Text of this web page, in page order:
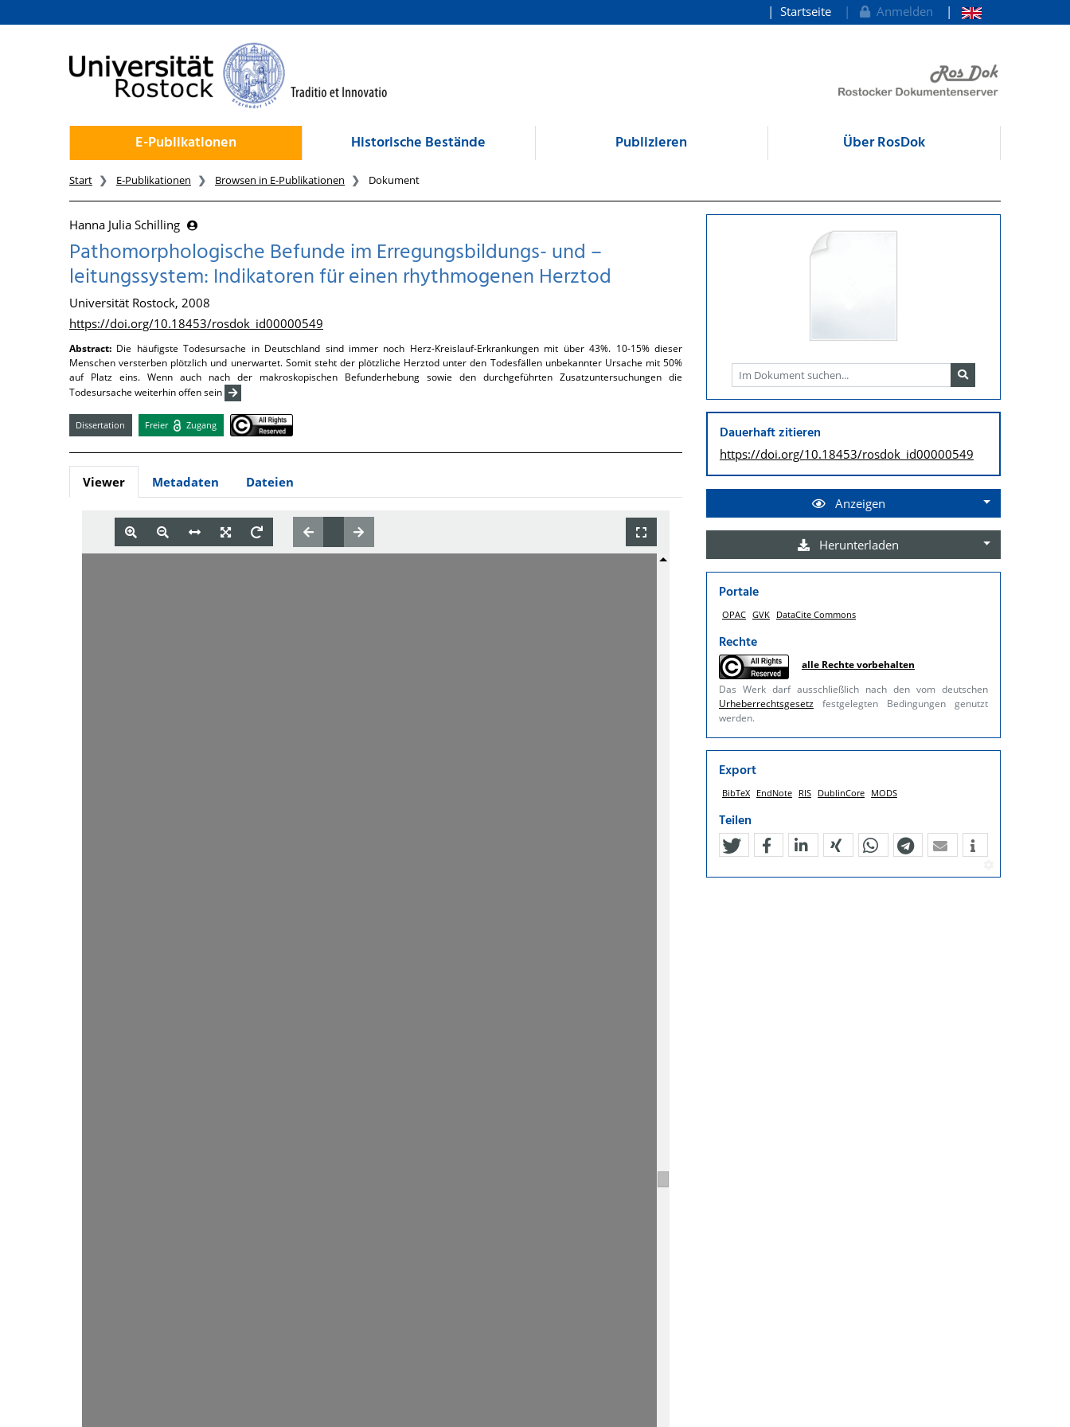
zum Inhalt
Startseite Anmelden
E-Publikationen Historische Bestände Publizieren Über RosDok
Start E-Publikationen Browsen in E-Publikationen Dokument
Hanna Julia Schilling
Pathomorphologische Befunde im Erregungsbildungs- und –
leitungssystem: Indikatoren für einen rhythmogenen Herztod
Universität Rostock, 2008
https://doi.org/10.18453/rosdok_id00000549
Abstract: Die häufigste Todesursache in Deutschland sind immer noch Herz-Kreislauf-Erkrankungen mit über 43%. 10-15% dieser
Menschen versterben plötzlich und unerwartet. Somit steht der plötzliche Herztod unter den Todesfällen unbekannter Ursache mit 50%
auf Platz eins. Wenn auch nach der makroskopischen Befunderhebung sowie den durchgeführten Zusatzuntersuchungen die
Todesursache weiterhin offen sein
Dissertation Freier Zugang
Viewer Metadaten Dateien
Dauerhaft zitieren
https://doi.org/10.18453/rosdok_id00000549
Anzeigen
Herunterladen
Portale
OPAC GVK DataCite Commons
Rechte
alle Rechte vorbehalten
Das Werk darf ausschließlich nach den vom deutschen
Urheberrechtsgesetz festgelegten Bedingungen genutzt
werden.
Export
BibTeX EndNote RIS DublinCore MODS
Teilen